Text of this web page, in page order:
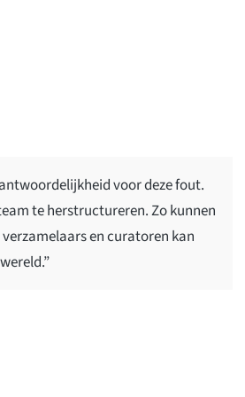
voor deze fout.
te herstructureren. Zo kunnen
en curatoren kan